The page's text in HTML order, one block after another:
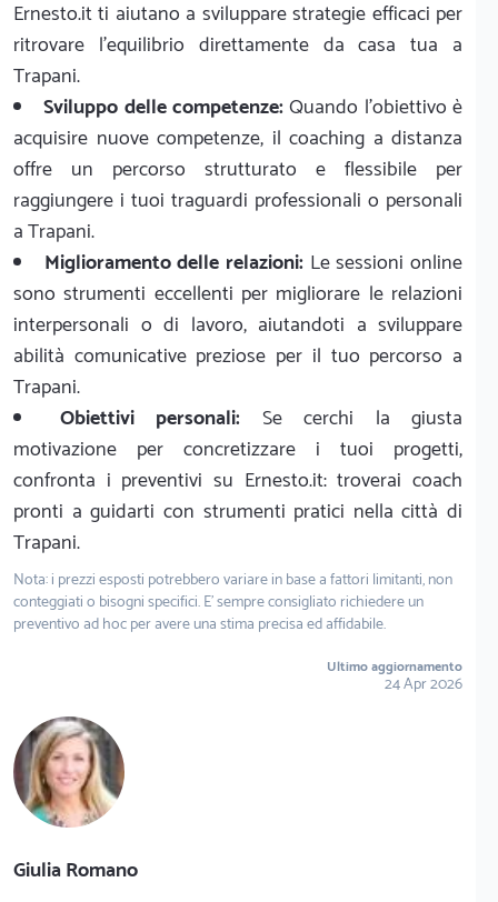
Ernesto.it ti aiutano a sviluppare strategie efficaci per
ritrovare l'equilibrio direttamente da casa tua a
Trapani.
Sviluppo delle competenze:Quando l'obiettivo è
acquisire nuove competenze, il coaching a distanza
offre un percorso strutturato e flessibile per
raggiungere i tuoi traguardi professionali o personali
a Trapani.
Miglioramento delle relazioni: Le sessioni online
sono strumenti eccellenti per migliorare le relazioni
interpersonali o di lavoro, aiutandoti a sviluppare
abilità comunicative preziose per il tuo percorso a
Trapani.
Obiettivi personali: Se cerchi la giusta
motivazione per concretizzare i tuoi progetti,
confronta i preventivi su Ernesto.it: troverai coach
pronti a guidarti con strumenti pratici nella città di
Trapani.
Nota: i prezzi esposti potrebbero variare in base a fattori limitanti, non
conteggiati o bisogni specifici. E' sempre consigliato richiedere un
preventivo ad hoc per avere una stima precisa ed affidabile.
Ultimo aggiornamento
24 Apr 2026
Giulia Romano